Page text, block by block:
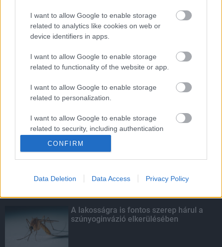
I want to allow Google to enable storage
related to analytics like cookies on web or
device identifiers in apps.
I want to allow Google to enable storage
related to functionality of the website or app.
I want to allow Google to enable storage
related to personalization.
I want to allow Google to enable storage
related to security, including authentication
CONFIRM
Data Deletion Data Access Privacy Policy
Egyhetes országos ellenőrzést tart a
rendőrség a utakon
Amire többmillióan vártunk: szombattól
másodfokúra csökken a riasztás
KIEMELT
Kecskeméten is szakirányú
Egyetem
A lakosságra is fontos szerep hárul a
szúnyoginvázió elkerülésében